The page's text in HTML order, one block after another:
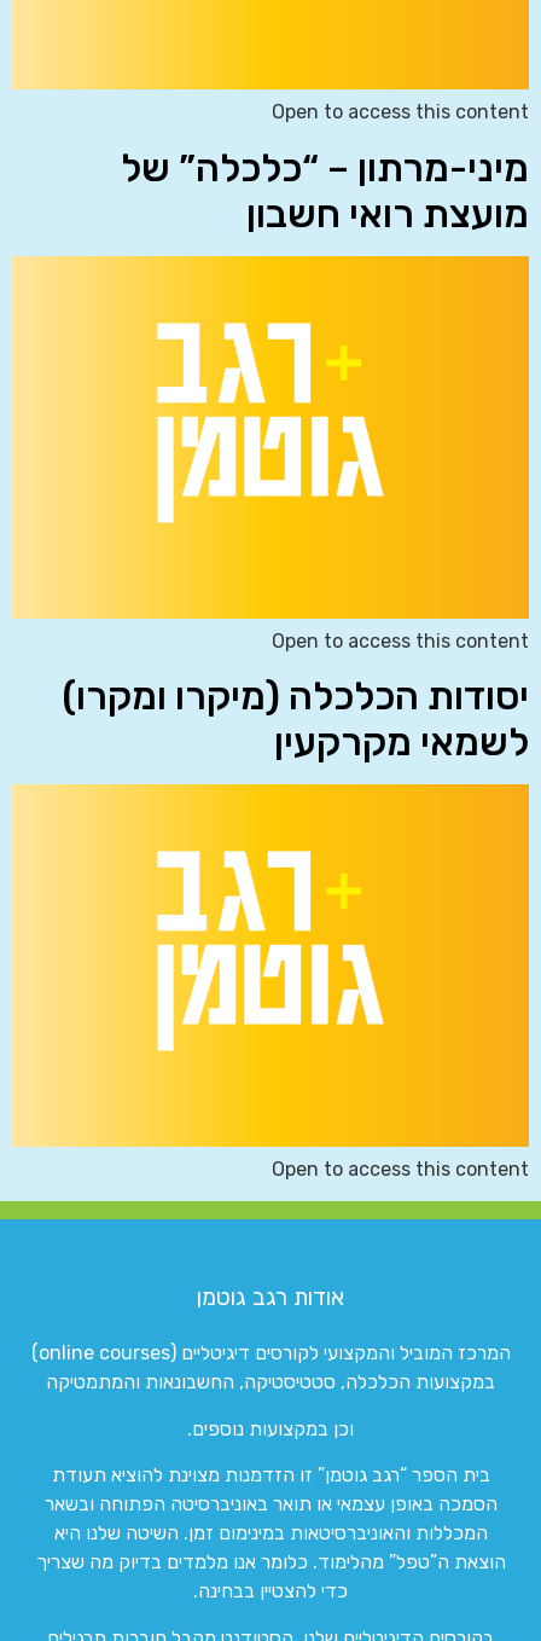
Open to access this content
מיני-מרתון – “כלכלה” של
מועצת רואי חשבון
Open to access this content
יסודות הכלכלה (מיקרו ומקרו)
לשמאי מקרקעין
Open to access this content
אודות רגב גוטמן
המרכז המוביל והמקצועי לקורסים דיגיטליים (online courses)
במקצועות הכלכלה, סטטיסטיקה, החשבונאות והמתמטיקה
וכן במקצועות נוספים.
בית הספר “רגב גוטמן” זו הזדמנות מצוינת להוציא תעודת
הסמכה באופן עצמאי או תואר באוניברסיטה הפתוחה ובשאר
המכללות והאוניברסיטאות במינימום זמן. השיטה שלנו היא
הוצאת ה”טפל” מהלימוד. כלומר אנו מלמדים בדיוק מה שצריך
כדי להצטיין בבחינה.